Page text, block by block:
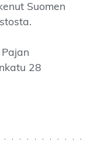
Suomen
28